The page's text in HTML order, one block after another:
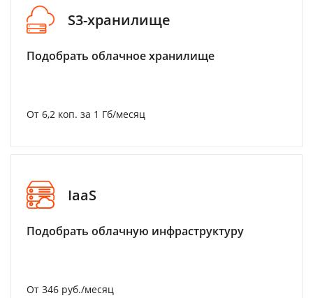
S3-хранилище
Подобрать облачное хранилище
От 6,2 коп. за 1 Гб/месяц
IaaS
Подобрать облачную инфраструктуру
От 346 руб./месяц